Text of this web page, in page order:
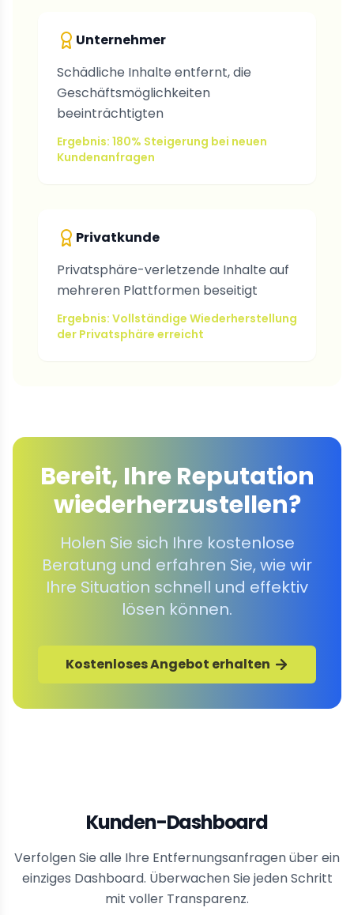
Unternehmer
Schädliche Inhalte entfernt, die
Geschäftsmöglichkeiten
beeinträchtigten
Ergebnis: 180% Steigerung bei neuen
Kundenanfragen
Privatkunde
Privatsphäre-verletzende Inhalte auf
mehreren Plattformen beseitigt
Ergebnis: Vollständige Wiederherstellung
der Privatsphäre erreicht
Bereit, Ihre Reputation
wiederherzustellen?
Holen Sie sich Ihre kostenlose
Beratung und erfahren Sie, wie wir
Ihre Situation schnell und effektiv
lösen können.
Kostenloses Angebot erhalten
Kunden-Dashboard
Verfolgen Sie alle Ihre Entfernungsanfragen über ein
einziges Dashboard. Überwachen Sie jeden Schritt
mit voller Transparenz.